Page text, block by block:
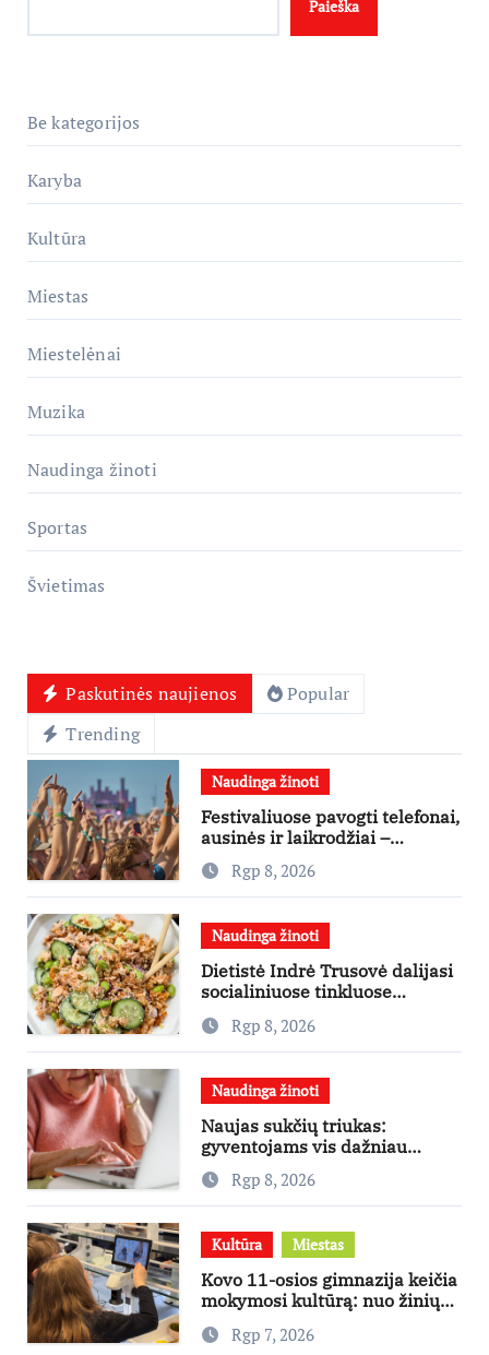
Paieška
Be kategorijos
Karyba
Kultūra
Miestas
Miestelėnai
Muzika
Naudinga žinoti
Sportas
Švietimas
Paskutinės naujienos
Popular
Trending
Naudinga žinoti
Festivaliuose pavogti telefonai,
ausinės ir laikrodžiai –
ekspertai primena apie
didžiausias finansines rizikas
Rgp 8, 2026
Naudinga žinoti
Dietistė Indrė Trusovė dalijasi
socialiniuose tinkluose
išpopuliarėjusiu lašišos salotų
receptuRgp 8, 2026
Naudinga žinoti
Naujas sukčių triukas:
gyventojams vis dažniau
skambina per „Viber“
Rgp 8, 2026
Kultūra Miestas
Kovo 11-osios gimnazija keičia
mokymosi kultūrą: nuo žinių
kaupimo – prie jų supratimo ir
taikymo
Rgp 7, 2026